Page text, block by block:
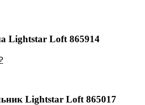
Lightstar Loft 865914
Текущая
Lightstar Loft 865017